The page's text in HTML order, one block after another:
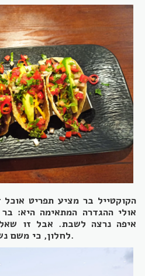
הקוקטייל בר מציע תפריט
אולי ההגדרה המתאימה היא:
איפה נרצה לשבת. אבל זו
לחלון, כי משם נשקף הנוף הכי יפה של חיפה.